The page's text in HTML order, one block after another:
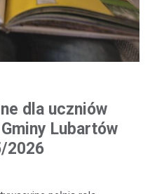
dla uczniów
Lubartów
2026